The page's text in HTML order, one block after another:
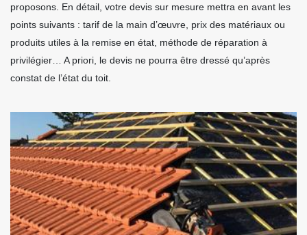
proposons. En détail, votre devis sur mesure mettra en avant les
points suivants : tarif de la main d’œuvre, prix des matériaux ou
produits utiles à la remise en état, méthode de réparation à
privilégier… A priori, le devis ne pourra être dressé qu’après
constat de l’état du toit.